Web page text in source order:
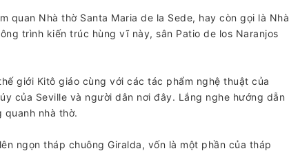
quan Nhà thờ Santa Maria de la Sede, hay còn gọi là Nhà
trình kiến ​​trúc hùng vĩ này, sân Patio de los Naranjos
giới Kitô giáo cùng với các tác phẩm nghệ thuật của
của Seville và người dân nơi đây. Lắng nghe hướng dẫn
nhà thờ.
ngọn tháp chuông Giralda, vốn là một phần của tháp